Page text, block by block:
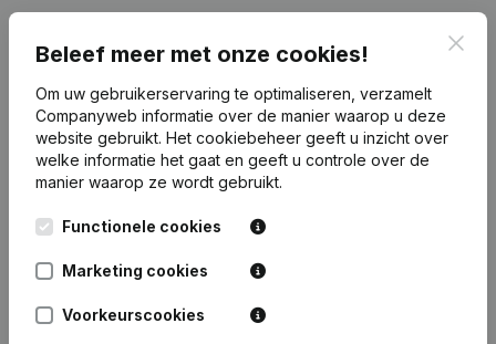
Publicatiesvan DD Consultancy
Datum Publicatie
18-11-2024
Benaming - Ontslagnemingen -
Benoemingen
Rubriek Oprichting (Nieuwe
Beleef meer met onze cookies!
Om uw gebruikerservaring te optimaliseren, verzamelt
Companyweb informatie over de manier waarop u deze
website gebruikt. Het cookiebeheer geeft u inzicht over
welke informatie het gaat en geeft u controle over de
manier waarop ze wordt gebruikt.
Functionele cookies
Marketing cookies
Voorkeurscookies